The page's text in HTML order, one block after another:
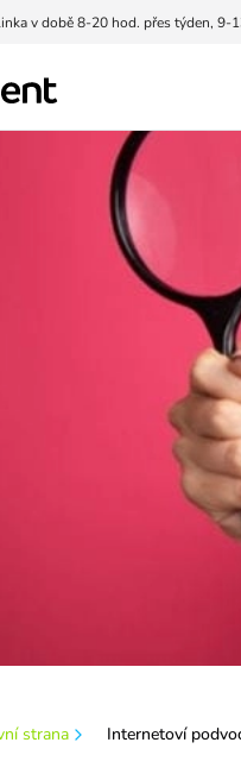
v době 8-20 hod. přes týden, 9-
strana Internetoví